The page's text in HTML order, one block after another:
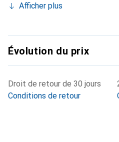
Afficher plus
Évolution du prix
Droit de retour de 30 jours
Conditions de retour